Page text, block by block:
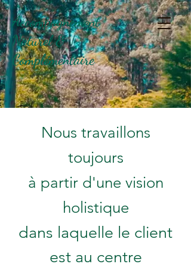
Accompagnement
Naturel &
Complémentaire
Nous travaillons
toujours
à partir d'une vision
holistique
dans laquelle le client
est au centre